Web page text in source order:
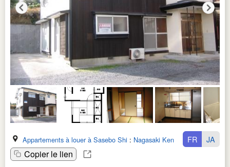
Appartements à louer à Sasebo Shi : Nagasaki Ken
Copier le lien
FR JA